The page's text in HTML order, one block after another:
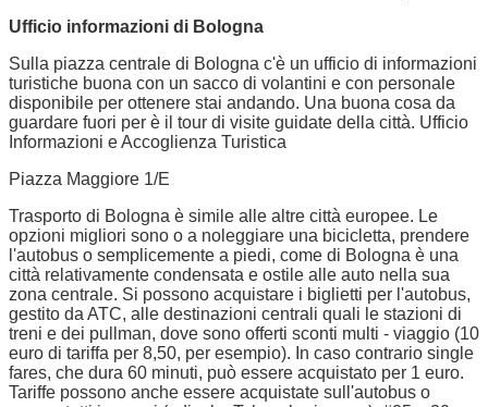
Ufficio informazioni di Bologna
Sulla piazza centrale di Bologna c'è un ufficio di informazioni
turistiche buona con un sacco di volantini e con personale
disponibile per ottenere stai andando. Una buona cosa da
guardare fuori per è il tour di visite guidate della città. Ufficio
Informazioni e Accoglienza Turistica
Piazza Maggiore 1/E
Trasporto di Bologna è simile alle altre città europee. Le
opzioni migliori sono o a noleggiare una bicicletta, prendere
l'autobus o semplicemente a piedi, come di Bologna è una
città relativamente condensata e ostile alle auto nella sua
zona centrale. Si possono acquistare i biglietti per l'autobus,
gestito da ATC, alle destinazioni centrali quali le stazioni di
treni e dei pullman, dove sono offerti sconti multi - viaggio (10
euro di tariffa per 8,50, per esempio). In caso contrario single
fares, che dura 60 minuti, può essere acquistato per 1 euro.
Tariffe possono anche essere acquistate sull'autobus o